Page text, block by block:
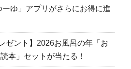
ーゆ」アプリがさらにお得に進
ゼント】2026お風呂の年「お
本」セットが当たる！